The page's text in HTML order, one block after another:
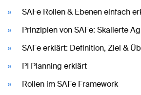
SAFe Rollen & Ebenen einfach
Prinzipien von SAFe: Skalierte
SAFe erklärt: Definition, Ziel &
PI Planning erklärt
Rollen im SAFe Framework